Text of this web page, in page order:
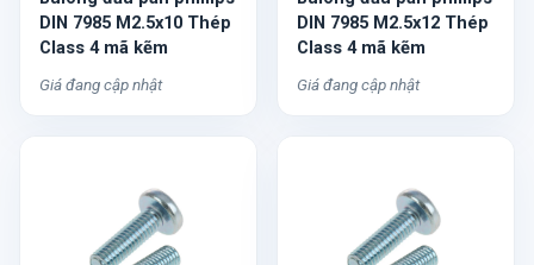
DIN 7985 M2.5x10 Thép
Class 4 mã kẽm
Giá đang cập nhật
DIN 7985 M2.5x12 Thép
Class 4 mã kẽm
Giá đang cập nhật